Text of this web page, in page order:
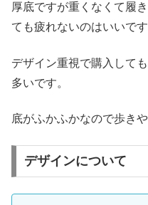
厚底ですが重くなくて履
ても疲れないのはいいです
デザイン重視で購入して
多いです。
底がふかふかなので歩き
デザインについて